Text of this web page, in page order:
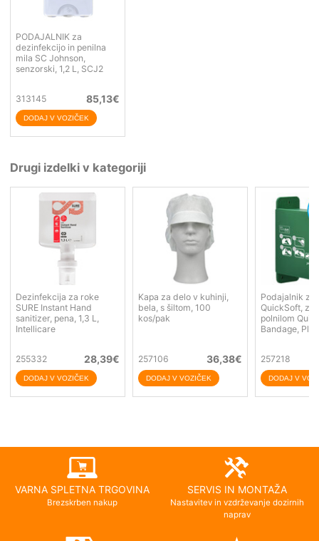
PODAJALNIK za
dezinfekcijo in penilna
mila SC Johnson,
senzorski, 1,2 L, SCJ2
313145 85,13€
Drugi izdelki v kategoriji
Dezinfekcija za roke
SURE Instant Hand
sanitizer, pena, 1,3 L,
Intellicare
255332 28,39€
Kapa za delo v kuhinji,
bela, s šiltom, 100
kos/pak
257106 36,38€
Podajalnik za
QuickSoft,
polnilom
Bandage,
257218
VARNA SPLETNA TRGOVINA
Brezskrben nakup
SERVIS IN MONTAŽA
Nastavitev in vzdrževanje dozirnih
naprav